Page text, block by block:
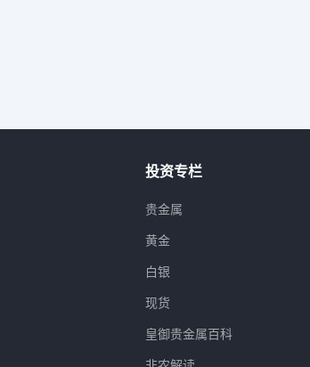
投资专栏
贵金属
黄金
白银
现货
皇御贵金属百科